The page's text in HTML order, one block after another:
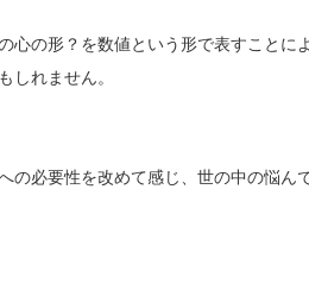
心の形？を数値という形で表すことに
しれません。
の必要性を改めて感じ、世の中の悩ん